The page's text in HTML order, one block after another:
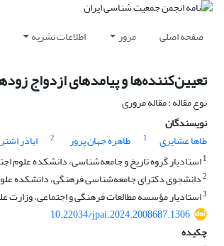
صفحه اصلی مرور اطلاعات نشریه
تعیین‌کننده‌ها و پیامدهای ازدواج
نوع مقاله : مقاله مروری
نویسندگان
طاها عشایری
1 طاهره جهان پرور 2 اباذر
1استادیار گروه تاریخ و جامعه‌شناسی، دانشکده علوم
2دانشجوی دکترای جامعه‌شناسی فرهنگی، دانشکده علوم
3استادیار مؤسسه مطالعات فرهنگی و اجتماعی، وزارت
10.22034/jpai.2024.2008687.1306
چکیده